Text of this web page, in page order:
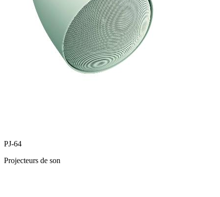
PJ-64
Projecteurs de son